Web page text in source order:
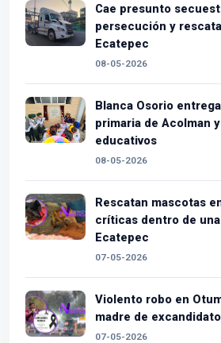
Cae presunto
persecución y
Ecatepec
08-05-2026
Blanca Osorio
primaria de Acolman
educativos
08-05-2026
Rescatan mascotas
críticas dentro de
Ecatepec
07-05-2026
Violento robo en
madre de
07-05-2026